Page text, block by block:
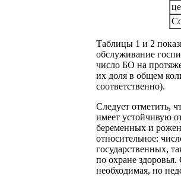
Таблицы 1 и 2
обслуживание
число БО на
их доля в общем
соответственно).
Следует отметить,
имеет устойчивую
беременных и
относительное:
государственных,
по охране
необходимая, но